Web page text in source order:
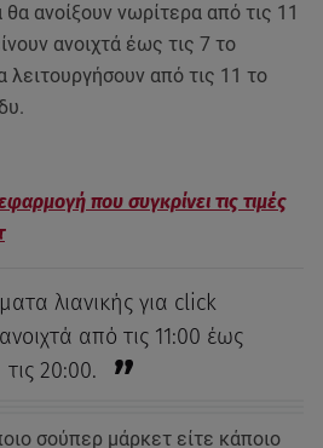
ανοίξουν νωρίτερα από τις 11
ανοιχτά έως τις 7 το
από τις 11 το
που συγκρίνει τις τιμές
λιανικής για click
από τις 11:00 έως
τις 20:00.
σούπερ μάρκετ είτε κάποιο